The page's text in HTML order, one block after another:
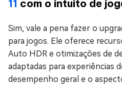
11 com o intuito de
Sim, vale a pena fazer o
para jogos. Ele oferece
Auto HDR e otimizações de
adaptadas para experiências
desempenho geral e o